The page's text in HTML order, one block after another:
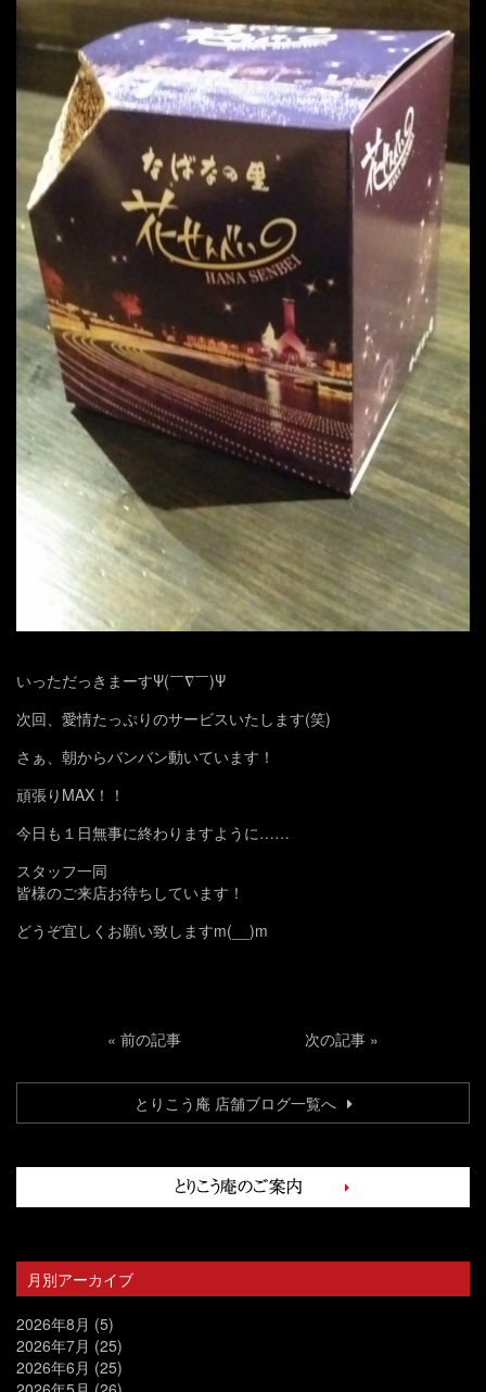
いっただっきまーすΨ(￣∇￣)Ψ
次回、愛情たっぷりのサービスいたします(笑)
さぁ、朝からバンバン動いています！
頑張りMAX！！
今日も１日無事に終わりますように……
スタッフ一同
皆様のご来店お待ちしています！
どうぞ宜しくお願い致しますm(__)m
« 前の記事 次の記事 »
とりこう庵 店舗ブログ一覧へ
月別アーカイブ
2026年8月 (5)
2026年7月 (25)
2026年6月 (25)